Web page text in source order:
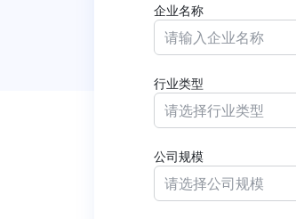
企业名称
行业类型
请选择行业类型
公司规模
请选择公司规模